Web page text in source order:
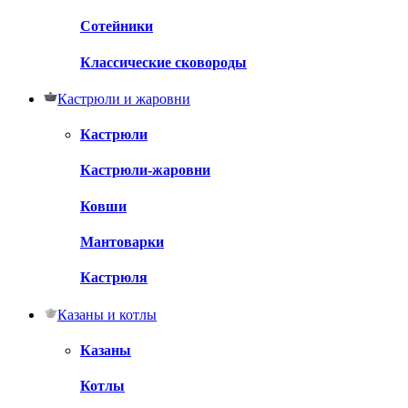
Сотейники
Классические сковороды
Кастрюли и жаровни
Кастрюли
Кастрюли-жаровни
Ковши
Мантоварки
Кастрюля
Казаны и котлы
Казаны
Котлы